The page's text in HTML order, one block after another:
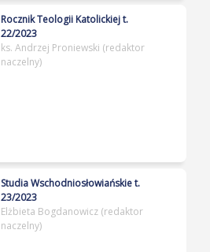
Rocznik Teologii Katolickiej t.
22/2023
ks. Andrzej Proniewski (redaktor
naczelny)
Studia Wschodniosłowiańskie t.
23/2023
Elżbieta Bogdanowicz (redaktor
naczelny)